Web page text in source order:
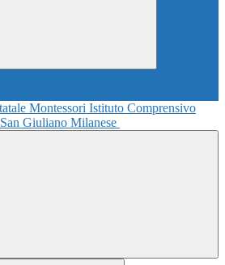
Istituto Comprensivo
San Giuliano Milanese